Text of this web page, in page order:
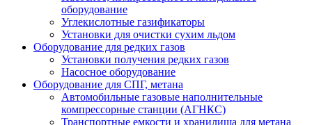
оборудование
Углекислотные газификаторы
Установки для очистки сухим льдом
Оборудование для редких газов
Установки получения редких газов
Насосное оборудование
Оборудование для СПГ, метана
Автомобильные газовые наполнительные
компрессорные станции (АГНКС)
Транспортные емкости и хранилища для метана